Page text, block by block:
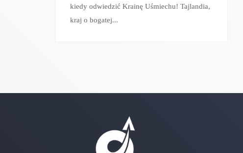
kiedy odwiedzić Krainę Uśmiechu! Tajlandia,
kraj o bogatej...